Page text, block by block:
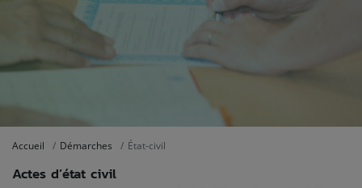
Accueil Démarches État-civil
Actes d’état civil